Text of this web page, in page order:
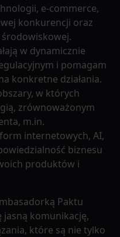
e-commerce,
konkurencji oraz
w dynamicznie
i pomagam
konkretne działania.
w których
zrównoważonym
m.in.
internetowych, AI,
biznesu
produktów i
Paktu
jasną komunikację,
które są nie tylko